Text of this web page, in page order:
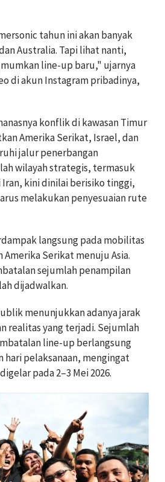
tahun ini akan banyak
Australia. Tapi lihat nanti,
line-up baru," ujarnya
di akun Instagram pribadinya,
konflik di kawasan Timur
Amerika Serikat, Israel, dan
jalur penerbangan
wilayah strategis, termasuk
kini dinilai berisiko tinggi,
melakukan penyesuaian rute
langsung pada mobilitas
Amerika Serikat menuju Asia.
sejumlah penampilan
dijadwalkan.
menunjukkan adanya jarak
realitas yang terjadi. Sejumlah
line-up berlangsung
pelaksanaan, mengingat
pada 2–3 Mei 2026.